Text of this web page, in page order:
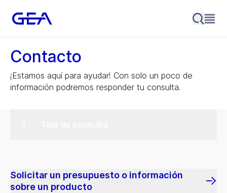
Contacto
¡Estamos aquí para ayudar! Con solo un poco de
información podremos responder tu consulta.
Solicitar un presupuesto o información
sobre un producto